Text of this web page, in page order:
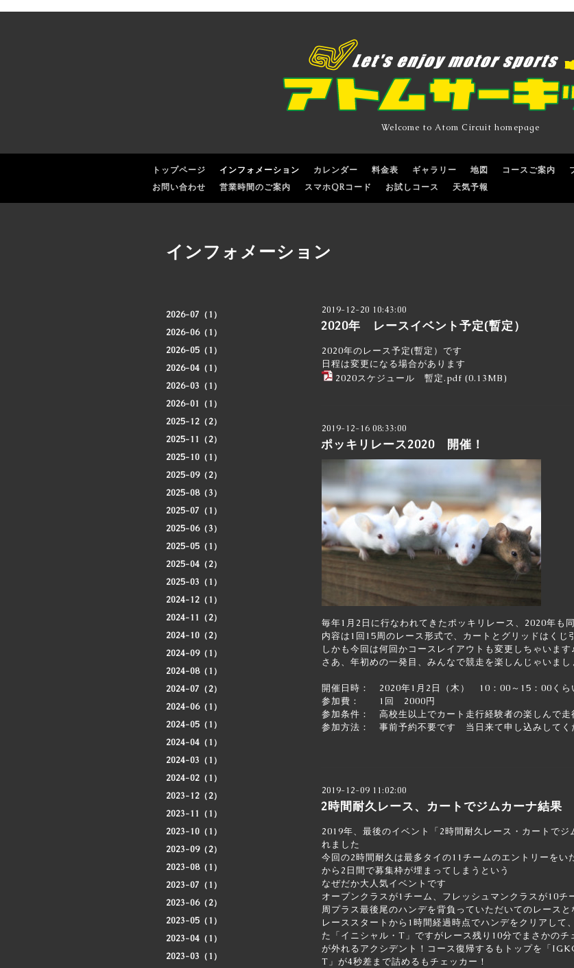
Welcome to Atom Circuit homepage
トップページ インフォメーション カレンダー 料金表 ギャラリー 地図 コースご案内
お問い合わせ
営業時間のご案内 スマホQRコード お試しコース 天気予報
2026-07（1）
2026-06（1）
2026-05（1）
2026-04（1）
2026-03（1）
2026-01（1）
2025-12（2）
2025-11（2）
2025-10（1）
2025-09（2）
2025-08（3）
2025-07（1）
2025-06（3）
2025-05（1）
2025-04（2）
2025-03（1）
2024-12（1）
2024-11（2）
2024-10（2）
2024-09（1）
2024-08（1）
2024-07（2）
2024-06（1）
2024-05（1）
2024-04（1）
2024-03（1）
2024-02（1）
2023-12（2）
2023-11（1）
2023-10（1）
2023-09（2）
2023-08（1）
2023-07（1）
2023-06（2）
2023-05（1）
2023-04（1）
2023-03（1）
インフォメーション
2019-12-20 10:43:00
2020年 レースイベント予定(暫定）
2020年のレース予定(暫定）です
日程は変更になる場合があります
2020スケジュール 暫定.pdf (0.13MB)
2019-12-16 08:33:00
ポッキリレース2020 開催！
毎年1月2日に行なわれてきたポッキリレース、2020年も
内容は1回15周のレース形式で、カートとグリッドはくじ
しかも今回は何回かコースレイアウトも変更しちゃいます
さあ、年初めの一発目、みんなで競走を楽しんじゃいまし
開催日時： 2020年1月2日（木） 10：00～15：00くら
参加費： 1回 2000円
参加条件： 高校生以上でカート走行経験者の楽しんで走
参加方法： 事前予約不要です 当日来て申し込みしてく
2019-12-09 11:02:00
2時間耐久レース、カートでジムカーナ結果
2019年、最後のイベント「2時間耐久レース・カートで
れました
今回の2時間耐久は最多タイの11チームのエントリーを
から2日間で募集枠が埋まってしまうという
なぜだか大人気イベントです
オープンクラスが1チーム、フレッシュマンクラスが10
周プラス最後尾のハンデを背負っていただいてのレースと
レーススタートから1時間経過時点でハンデをクリアして
た「イニシャル・T」ですがレース残り10分でまさかのチ
が外れるアクシデント！コース復帰するもトップを「
T」が4秒差まで詰めるもチェッカー！